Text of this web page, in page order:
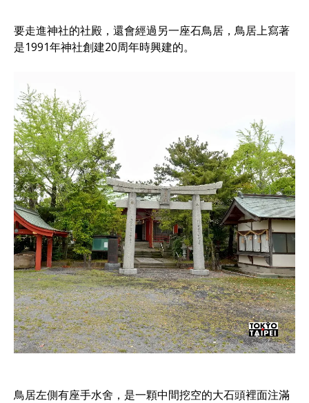
要走進神社的社殿，還會經過另一座石鳥居，鳥居上寫著
是1991年神社創建20周年時興建的。
鳥居左側有座手水舍，是一顆中間挖空的大石頭裡面注滿